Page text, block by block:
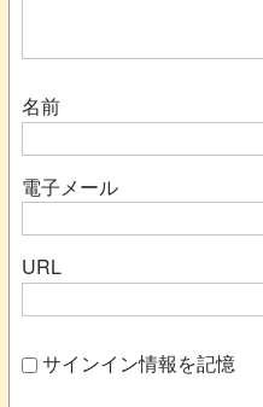
名前
電子メール
URL
サインイン情報を記憶